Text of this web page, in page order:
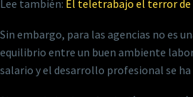
Lee también: El teletrabajo el terror de
Sin embargo, para las agencias no es
equilibrio entre un buen ambiente
salario y el desarrollo profesional se